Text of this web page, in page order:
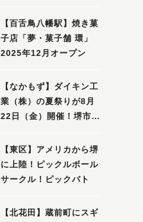
【百舌鳥八幡駅】焼き菓
子店「夢・菓子舗 環」
2025年12月オープン
【なかもず】ダイキン工
業（株）の夏祭りが8月
22日（金）開催！堺市北
納涼祭
【東区】アメリカから堺
に上陸！ピックルボール
サークル！ピックバト
【北花田】蔵前町にスギ